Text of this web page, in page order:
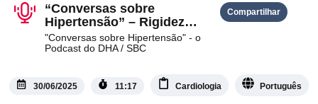
“Conversas sobre
Hipertensão” – Rigidez
Arterial em jovens
"Conversas sobre Hipertensão" - o
Podcast do DHA / SBC
Compartilhar
30/06/2025 11:17 Cardiologia Português